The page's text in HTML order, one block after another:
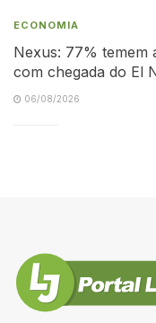
ECONOMIA
Nexus: 77% temem
com chegada do El
06/08/2026